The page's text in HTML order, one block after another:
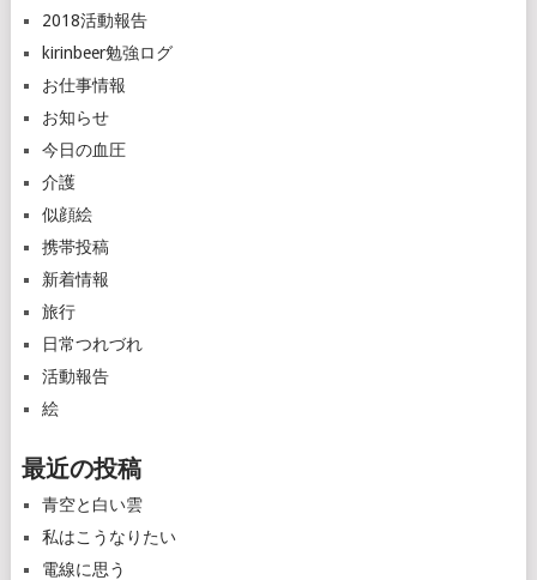
2018活動報告
kirinbeer勉強ログ
お仕事情報
お知らせ
今日の血圧
介護
似顔絵
携帯投稿
新着情報
旅行
日常つれづれ
活動報告
絵
最近の投稿
青空と白い雲
私はこうなりたい
電線に思う